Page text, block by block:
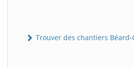
Trouver des chantiers Béard-